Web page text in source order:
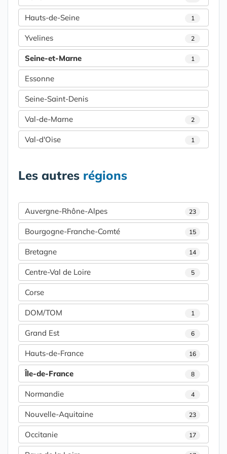
Hauts-de-Seine 1
Yvelines 2
Seine-et-Marne 1
Essonne
Seine-Saint-Denis
Val-de-Marne 2
Val-d'Oise 1
Les autres régions
Auvergne-Rhône-Alpes 23
Bourgogne-Franche-Comté 15
Bretagne 14
Centre-Val de Loire 5
Corse
DOM/TOM 1
Grand Est 6
Hauts-de-France 16
Île-de-France 8
Normandie 4
Nouvelle-Aquitaine 23
Occitanie 17